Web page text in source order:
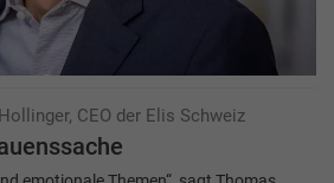
CEO der Elis Schweiz